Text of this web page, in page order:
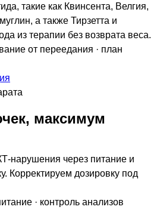
такие как Квинсента, Велгия,
а также Тирзетта и
из терапии без возврата веса.
от переедания · план
максимум
нарушения через питание и
Корректируем дозировку под
· контроль анализов